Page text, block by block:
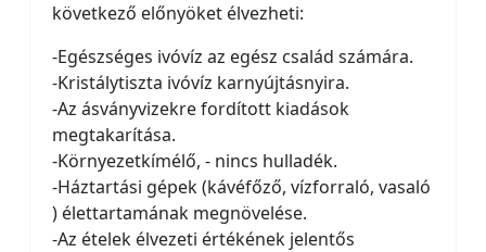
következő előnyöket élvezheti:
-Egészséges ivóvíz az egész család számára.
-Kristálytiszta ivóvíz karnyújtásnyira.
-Az ásványvizekre fordított kiadások
megtakarítása.
-Környezetkímélő, - nincs hulladék.
-Háztartási gépek (kávéfőző, vízforraló, vasaló
) élettartamának megnövelése.
-Az ételek élvezeti értékének jelentős